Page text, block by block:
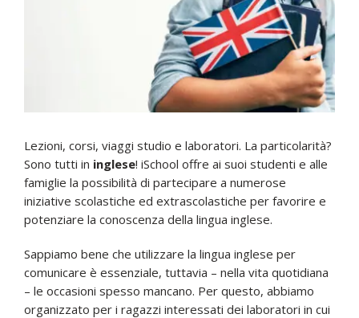
Lezioni, corsi, viaggi studio e laboratori. La particolarità?
Sono tutti in inglese! iSchool offre ai suoi studenti e alle
famiglie la possibilità di partecipare a numerose
iniziative scolastiche ed extrascolastiche per favorire e
potenziare la conoscenza della lingua inglese.
Sappiamo bene che utilizzare la lingua inglese per
comunicare è essenziale, tuttavia – nella vita quotidiana
– le occasioni spesso mancano. Per questo, abbiamo
organizzato per i ragazzi interessati dei laboratori in cui